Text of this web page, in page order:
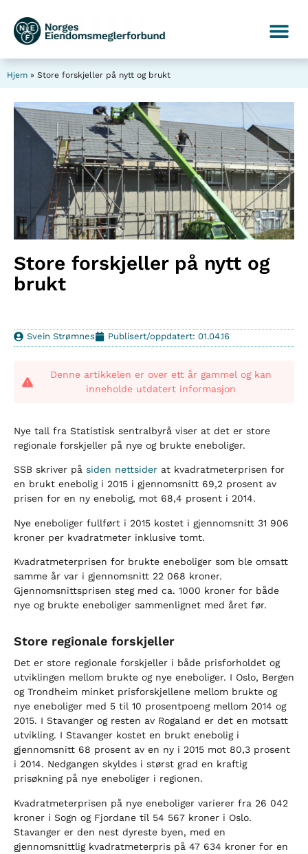
Hjem » Store forskjeller på nytt og brukt
Store forskjeller på nytt og
brukt
Svein Strømnes Publisert/oppdatert: 01.04.16
Denne artikkelen er over ett år gammel og kan
inneholde utdatert informasjon
Nye tall fra Statistisk sentralbyrå viser at det er store
regionale forskjeller på nye og brukte eneboliger.
SSB skriver på siden nettsider at kvadratmeterprisen for
en brukt enebolig i 2015 i gjennomsnitt 69,2 prosent av
prisen for en ny enebolig, mot 68,4 prosent i 2014.
Nye eneboliger fullført i 2015 kostet i gjennomsnitt 31 906
kroner per kvadratmeter inklusive tomt.
Kvadratmeterprisen for brukte eneboliger som ble omsatt
samme år var i gjennomsnitt 22 068 kroner.
Gjennomsnittsprisen steg med ca. 1000 kroner for både
nye og brukte eneboliger sammenlignet med året før.
Store regionale forskjeller
Det er store regionale forskjeller i både prisforholdet og
utviklingen mellom brukte og nye eneboliger. I Oslo, Bergen
og Trondheim minket prisforskjellene mellom brukte og
nye eneboliger med 5 til 10 prosentpoeng mellom 2014 og
2015. I Stavanger og resten av Rogaland er det en motsatt
utvikling. I Stavanger kostet en brukt enebolig i
gjennomsnitt 68 prosent av en ny i 2015 mot 80,3 prosent
i 2014. Nedgangen skyldes i størst grad en kraftig
prisøkning på nye eneboliger i regionen.
Kvadratmeterprisen på nye eneboliger varierer fra 26 042
kroner i Sogn og Fjordane til 54 567 kroner i Oslo.
Stavanger er den nest dyreste byen, med en
gjennomsnittlig kvadratmeterpris på 47 634 kroner for en